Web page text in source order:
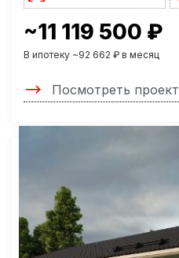
~11 119 500 ₽
В ипотеку ~92 662 ₽ в месяц
Посмотреть проект